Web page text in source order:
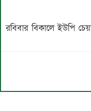
রবিবার বিকালে ইউপি